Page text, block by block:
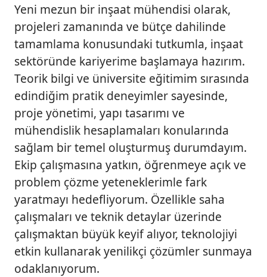
Yeni mezun bir inşaat mühendisi olarak,
projeleri zamanında ve bütçe dahilinde
tamamlama konusundaki tutkumla, inşaat
sektöründe kariyerime başlamaya hazırım.
Teorik bilgi ve üniversite eğitimim sırasında
edindiğim pratik deneyimler sayesinde,
proje yönetimi, yapı tasarımı ve
mühendislik hesaplamaları konularında
sağlam bir temel oluşturmuş durumdayım.
Ekip çalışmasına yatkın, öğrenmeye açık ve
problem çözme yeteneklerimle fark
yaratmayı hedefliyorum. Özellikle saha
çalışmaları ve teknik detaylar üzerinde
çalışmaktan büyük keyif alıyor, teknolojiyi
etkin kullanarak yenilikçi çözümler sunmaya
odaklanıyorum.